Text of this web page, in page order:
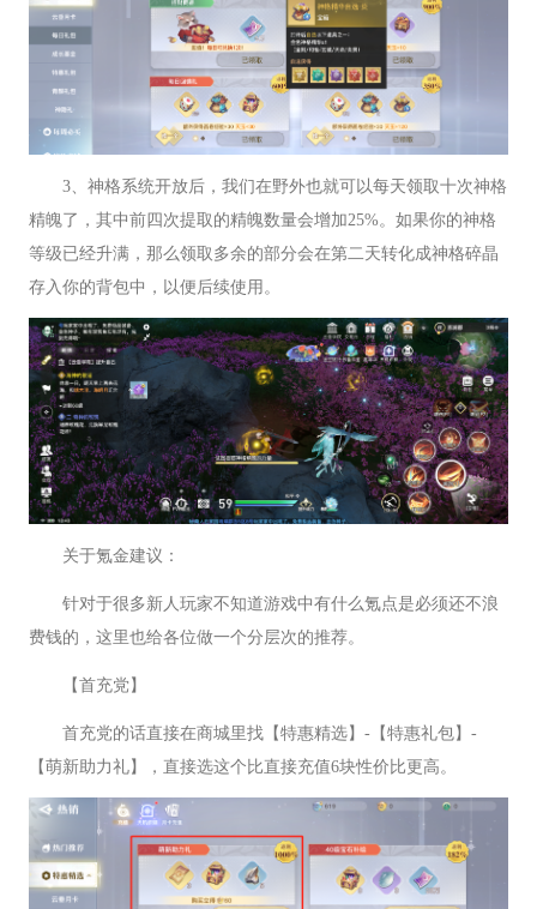
3、神格系统开放后，我们在野外也就可以每天领取十次神格
精魄了，其中前四次提取的精魄数量会增加25%。如果你的神格
等级已经升满，那么领取多余的部分会在第二天转化成神格碎晶
存入你的背包中，以便后续使用。
关于氪金建议：
针对于很多新人玩家不知道游戏中有什么氪点是必须还不浪
费钱的，这里也给各位做一个分层次的推荐。
【首充党】
首充党的话直接在商城里找【特惠精选】-【特惠礼包】-
【萌新助力礼】，直接选这个比直接充值6块性价比更高。